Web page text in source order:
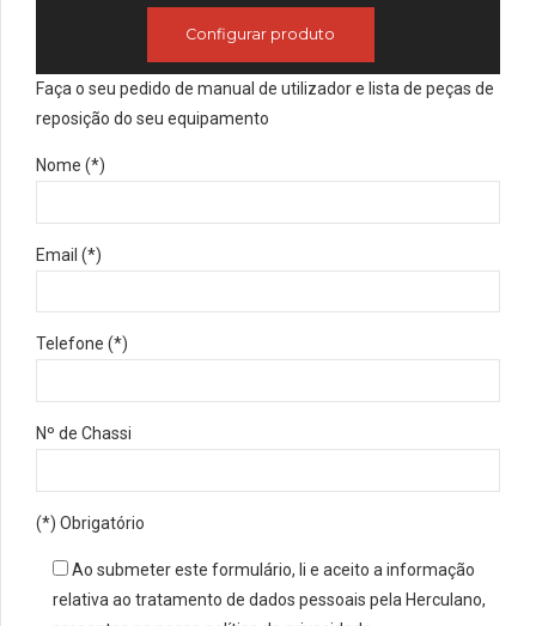
Configurar produto
Faça o seu pedido de manual de utilizador e lista de peças de
reposição do seu equipamento
Nome (*)
Email (*)
Telefone (*)
Nº de Chassi
(*) Obrigatório
Ao submeter este formulário, li e aceito a informação
relativa ao tratamento de dados pessoais pela Herculano,